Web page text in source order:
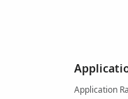
Application